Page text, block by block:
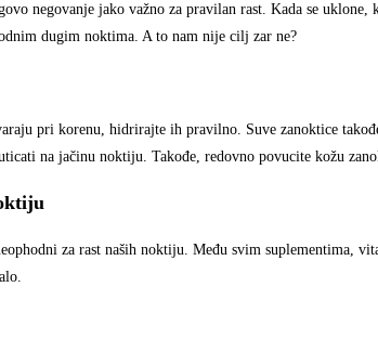
negovanje jako važno za pravilan rast. Kada se
dugim noktima. A to nam nije cilj zar ne?
pri korenu, hidrirajte ih pravilno. Suve zanoktice
na jačinu noktiju. Takođe, redovno povucite kožu
za rast naših noktiju. Među svim suplementima,